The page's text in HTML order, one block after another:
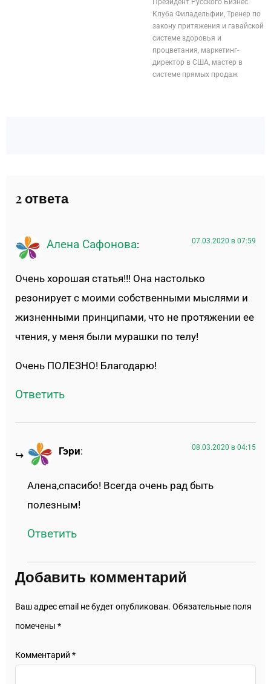
Президент Русского Бизнес
Клуба Филадельфии, Тренер по
закону притяжения и гавайской
системе здоровья и
процветания, маркетинг-
директор в США, мастер в
системе прямых продаж
2 ответа
Алена Сафонова: 07.03.2020 в 07:59
Очень хорошая статья!!! Она настолько
резонирует с моими собственными мыслями и
жизненными принципами, что не протяжении ее
чтения, у меня были мурашки по телу!
Очень ПОЛЕЗНО! Благодарю!
Ответить
Гэри: 08.03.2020 в 04:15
Алена,спасибо! Всегда очень рад быть
полезным!
Ответить
Добавить комментарий
Ваш адрес email не будет опубликован. Обязательные поля
помечены *
Комментарий *